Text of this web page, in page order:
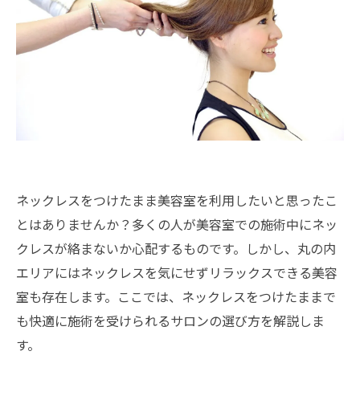
ネックレスをつけたまま美容室を利用したいと思ったこ
とはありませんか？多くの人が美容室での施術中にネッ
クレスが絡まないか心配するものです。しかし、丸の内
エリアにはネックレスを気にせずリラックスできる美容
室も存在します。ここでは、ネックレスをつけたままで
も快適に施術を受けられるサロンの選び方を解説しま
す。